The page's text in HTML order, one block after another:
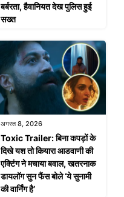
बर्बरता, हैवानियत देख पुलिस हुई
सख्त
अगस्त 8, 2026
Toxic Trailer: बिना कपड़ों के
दिखे यश तो कियारा आडवाणी की
एक्टिंग ने मचाया बवाल, खतरनाक
डायलॉग सुन फैंस बोले ‘ये सुनामी
की वार्निंग है’